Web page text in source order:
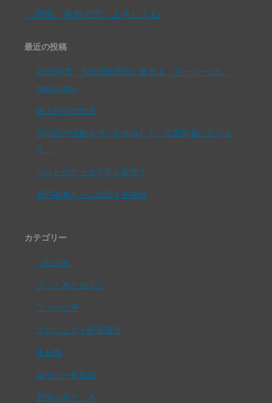
戸垣 有奈です。よろしくね
最近の投稿
2019年度 SOS団in西宮に集合よ！オーバー♪は、
haruhi.ifno
雨上がりの七夕
SOS団の活動を少しお休みして、文芸部員になりま
す。
ハルヒのチョコ今年も販売！
長門有希ちゃんの恋する視線
カテゴリー
つれづれ
グッときたセリフ
ファンの声
プロジェクト経過報告
未分類
栞ラリー参加店
西宮の見どころ